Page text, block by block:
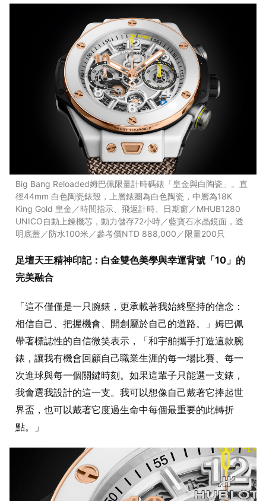
Big Bang Reloaded姆巴佩限量計時碼錶「皇金與白陶瓷」。直
徑44mm 白色陶瓷錶殼，上層錶圈為白色陶瓷，中層為18K
King Gold 皇金／時間指示、飛返計時、日期窗／MHUB1280
UNICO自動上鍊機芯，動力儲存72小時／藍寶石水晶鏡面，透
明底蓋／防水100米／參考價NTD 888,000／限量200只
足壇天王精神印記：白金雙色美學與幸運背號「10」的
完美融合
「這不僅僅是一只腕錶，更承載著我始終堅持的信念：
相信自己、把握機會、開創屬於自己的道路。」姆巴佩
帶著標誌性的自信微笑表示，「和宇舶攜手打造這款腕
錶，讓我有機會回顧自己職業生涯的每一場比賽、每一
次進球與每一個關鍵時刻。如果這輩子只能選一支錶，
我會選我設計的這一支。我可以想像自己戴著它捧起世
界盃，也可以戴著它度過生命中每個最重要的此轉折
點。」